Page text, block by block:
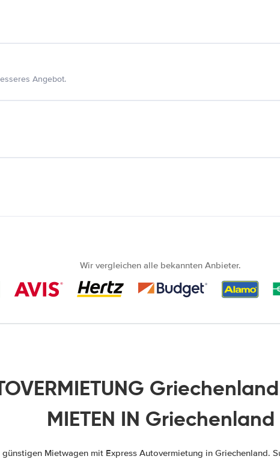
Angebot.
Wir vergleichen alle bekannten Anbieter.
MIETEN IN Griechenland
günstigen Mietwagen mit Express Autovermietung in Griechenland.